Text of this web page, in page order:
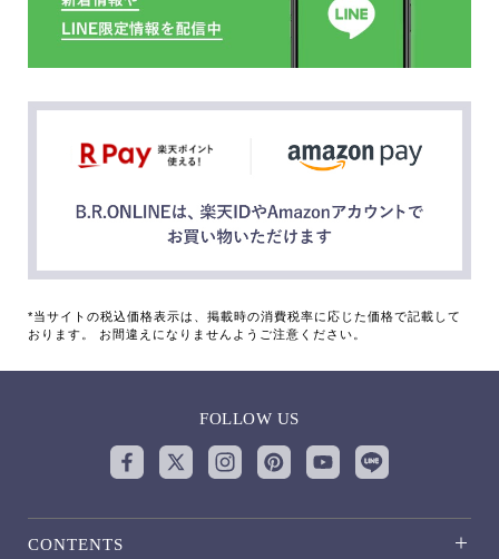
*当サイトの税込価格表示は、掲載時の消費税率に応じた価格で記載して
おります。 お間違えになりませんようご注意ください。
FOLLOW US
CONTENTS